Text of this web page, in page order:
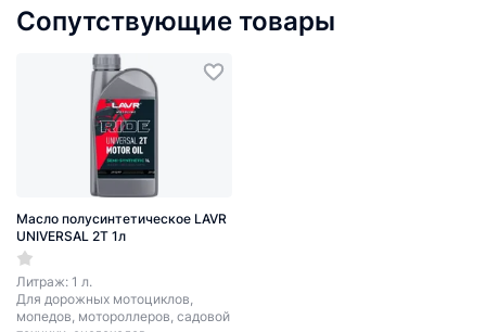
Сопутствующие товары
Масло полусинтетическое LAVR
UNIVERSAL 2T 1л
Литраж: 1 л.
Для дорожных мотоциклов,
мопедов, мотороллеров, садовой